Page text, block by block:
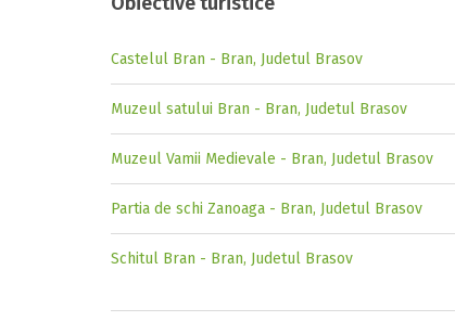
Castelul Bran - Bran, Judetul Brasov
Muzeul satului Bran - Bran, Judetul Brasov
Muzeul Vamii Medievale - Bran, Judetul Brasov
Partia de schi Zanoaga - Bran, Judetul Brasov
Schitul Bran - Bran, Judetul Brasov